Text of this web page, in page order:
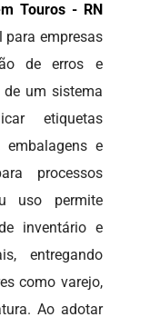
Touros - RN
para empresas
de erros e
de um sistema
etiquetas
embalagens e
processos
uso permite
inventário e
entregando
como varejo,
Ao adotar